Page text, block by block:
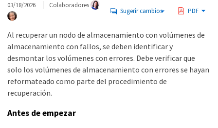
03/18/2026 Colaboradores
Sugerir cambios PDF
Al recuperar un nodo de almacenamiento con volúmenes de
almacenamiento con fallos, se deben identificar y
desmontar los volúmenes con errores. Debe verificar que
solo los volúmenes de almacenamiento con errores se hayan
reformateado como parte del procedimiento de
recuperación.
Antes de empezar